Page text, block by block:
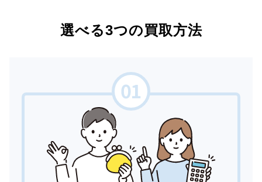
選べる3つの買取方法